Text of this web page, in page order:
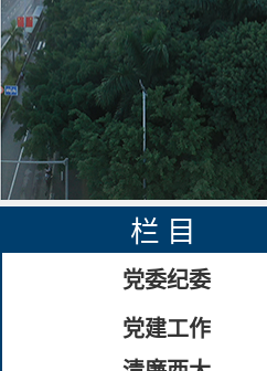
栏目
党委纪委
党建工作